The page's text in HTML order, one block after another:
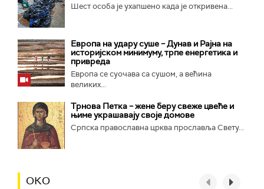
Шест особа је ухапшено када је откривена...
Европа на удару суше – Дунав и Рајна на
историјском минимуму, трпе енергетика и
привреда
Европа се суочава са сушом, а већина
великих...
Трнова Петка – жене беру свеже цвеће и
њиме украшавају своје домове
Српска православна црква прославља Свету...
ОКО